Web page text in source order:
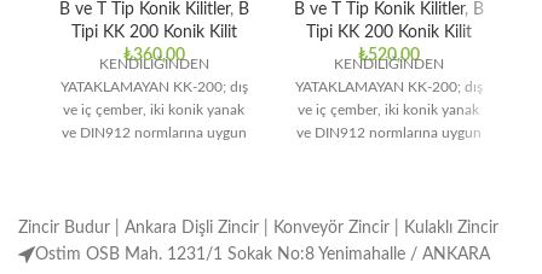
B ve T Tip Konik Kilitler, B
Tipi KK 200 Konik Kilit
₺360,00
KENDİLİĞİNDEN
YATAKLAMAYAN KK-200; dış
ve iç çember, iki konik yanak
ve DIN912 normlarına uygun
B ve T Tip Konik Kilitler, B
Tipi KK 200 Konik Kilit
₺520,00
KENDİLİĞİNDEN
YATAKLAMAYAN KK-200; dış
ve iç çember, iki konik yanak
ve DIN912 normlarına uygun
Zincir Budur | Ankara Dişli Zincir | Konveyör Zincir | Kulaklı Zincir
Ostim OSB Mah. 1231/1 Sokak No:8 Yenimahalle / ANKARA